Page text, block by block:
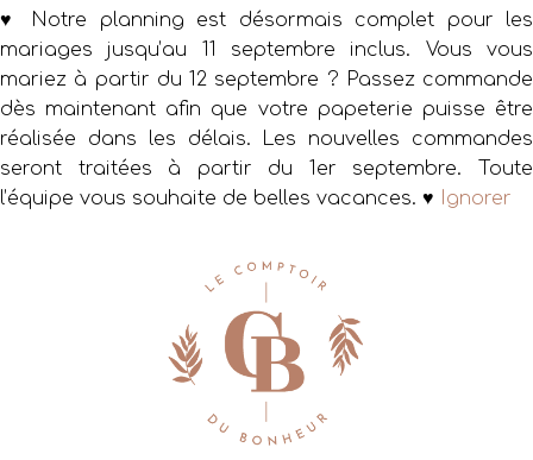
♥ Notre planning est désormais complet pour les
mariages jusqu’au 11 septembre inclus. Vous vous
mariez à partir du 12 septembre ? Passez commande
dès maintenant afin que votre papeterie puisse être
réalisée dans les délais. Les nouvelles commandes
seront traitées à partir du 1er septembre. Toute
l’équipe vous souhaite de belles vacances. ♥
Ignorer